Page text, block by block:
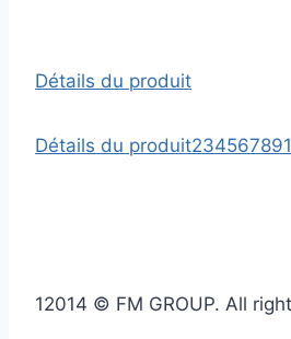
Détails du produit
Détails du produit23456789
12014 © FM GROUP. All